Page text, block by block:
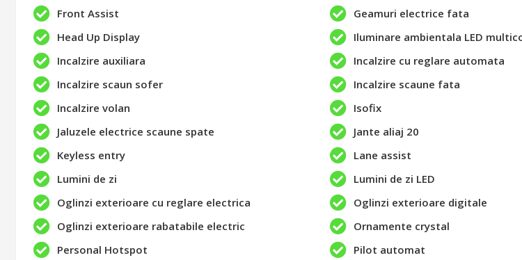
Front Assist
Geamuri electrice fata
Head Up Display
Iluminare ambientala LED
Incalzire auxiliara
Incalzire cu reglare automata
Incalzire scaun sofer
Incalzire scaune fata
Incalzire volan
Isofix
Jaluzele electrice scaune spate
Jante aliaj 20
Keyless entry
Lane assist
Lumini de zi
Lumini de zi LED
Oglinzi exterioare cu reglare electrica
Oglinzi exterioare digitale
Oglinzi exterioare rabatabile electric
Ornamente crystal
Personal Hotspot
Pilot automat